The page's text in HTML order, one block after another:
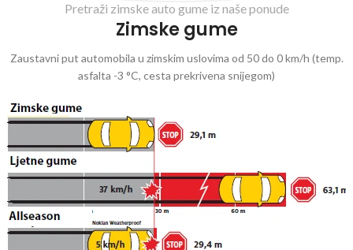
Pretraži zimske auto gume iz naše ponude
Zimske gume
Zaustavni put automobila u zimskim uslovima od 50 do 0 km/h (temp.
asfalta -3 °C, cesta prekrivena snijegom)